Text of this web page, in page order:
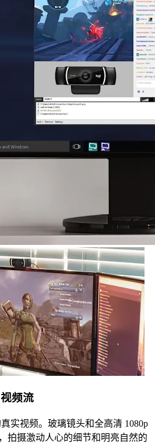
频流
实视频。玻璃镜头和全高清 1080p
拍摄激动人心的细节和明亮自然的